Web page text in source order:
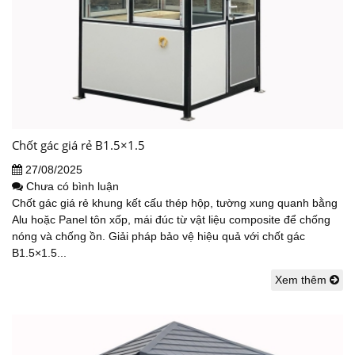
Chốt gác giá rẻ B1.5×1.5
27/08/2025
Chưa có bình luận
Chốt gác giá rẻ khung kết cấu thép hộp, tường xung quanh bằng
Alu hoặc Panel tôn xốp, mái đúc từ vật liệu composite để chống
nóng và chống ồn. Giải pháp bảo vệ hiệu quả với chốt gác
B1.5×1.5...
Xem thêm